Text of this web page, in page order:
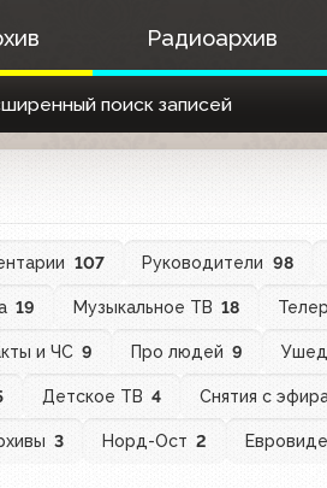
Радиоархив
поиск записей
107 Руководители 98
19 Музыкальное ТВ 18
и ЧС 9 Про людей 9
Детское ТВ 4 Снятия с
3 Норд-Ост 2